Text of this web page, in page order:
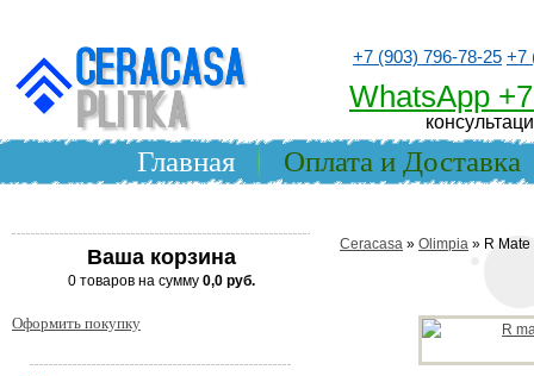
+7 (903) 796-78-25 +7
WhatsApp
Главная Оплата и Доставка
Ваша корзина
0 товаров на сумму 0,0 руб.
Оформить покупку
Ceracasa » Olimpia » R